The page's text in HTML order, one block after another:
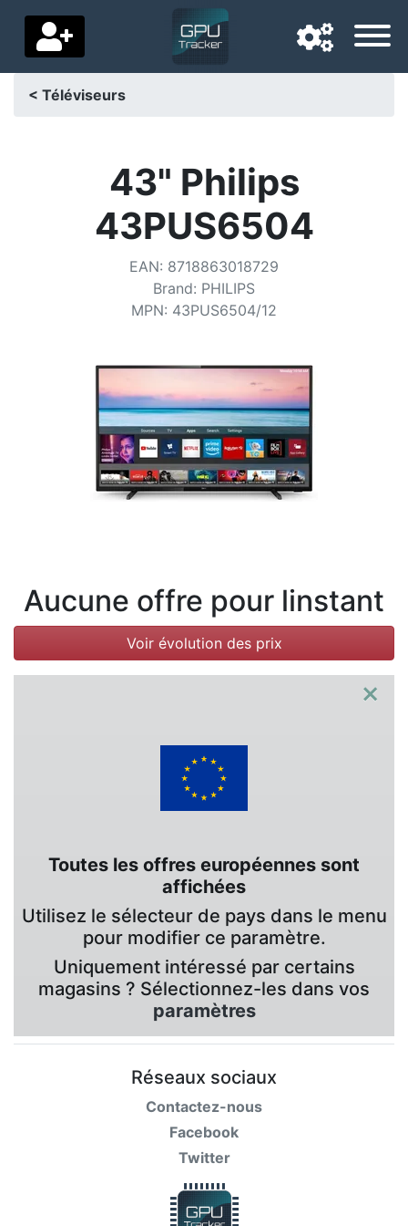
Pays de livraison
Contactez-nous
Conditions
Catégories
< Téléviseurs
43" Philips
43PUS6504
EAN: 8718863018729
Brand: PHILIPS
MPN: 43PUS6504/12
Aucune offre pour linstant
Voir évolution des prix
×
Toutes les offres européennes sont
affichées
Utilisez le sélecteur de pays dans le menu
pour modifier ce paramètre.
Uniquement intéressé par certains
magasins ? Sélectionnez-les dans vos
paramètres
Réseaux sociaux
Contactez-nous
Facebook
Twitter